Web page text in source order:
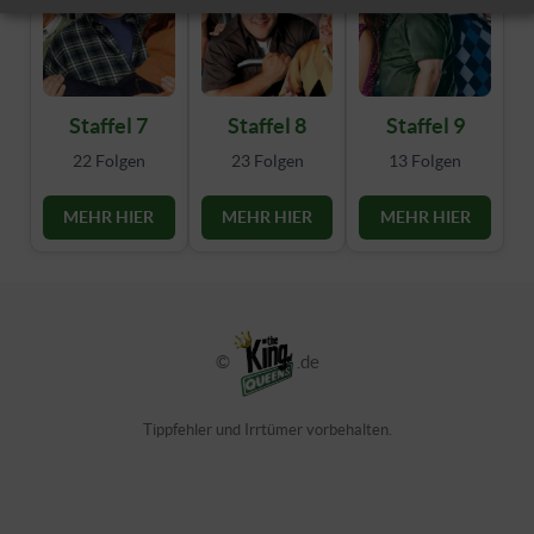
Staffel 7
22 Folgen
MEHR HIER
Staffel 8
23 Folgen
MEHR HIER
Staffel 9
13 Folgen
MEHR HIER
© .de
Tippfehler und Irrtümer vorbehalten.